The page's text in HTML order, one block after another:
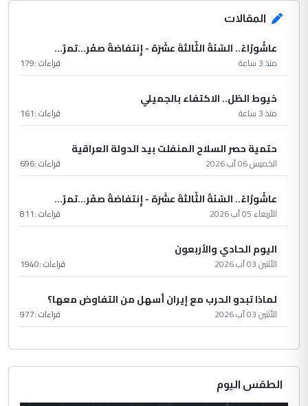
المقالات
عاشُورْاءُ.. السّنَةُ الثّالثةَ عشَرَة - إِنتفاضةُ صفَر…تمرّ...
منذ 3 ساعة قراءات :179
خيوط الظل.. الاكتفاء بالجميلي
منذ 3 ساعة قراءات :161
حتمية حصر السلاح المنفلت بيد الدولة العراقية
الخميس 06 آب 2026 قراءات :696
عاشُورْاءُ.. السّنَةُ الثّالثةَ عشَرَة - إِنتفاضةُ صفَر…تمرّ...
الأربعاء 05 آب 2026 قراءات :811
اليوم الحادي والأربعون
الأثنين 03 آب 2026 قراءات :1940
لماذا تبدو الحرب مع إيران أسهل من التفاوض معها؟
الأثنين 03 آب 2026 قراءات :977
الطقس اليوم